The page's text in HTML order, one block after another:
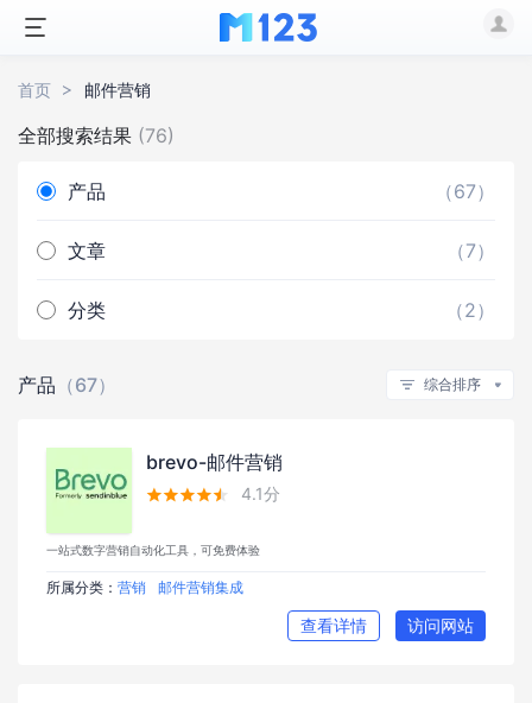
首页 邮件营销
全部搜索结果 (76)
产品 （67）
文章 （7）
分类 （2）
产品 （67） 综合排序
brevo-邮件营销
 4.1分
一站式数字营销自动化工具，可免费体验
所属分类： 营销 邮件营销集成
查看详情 访问网站